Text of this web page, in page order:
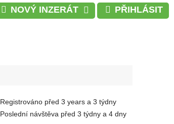
NOVÝ INZERÁT PŘIHLÁSIT
Registrováno před 3 years a 3 týdny
Poslední návštěva před 3 týdny a 4 dny